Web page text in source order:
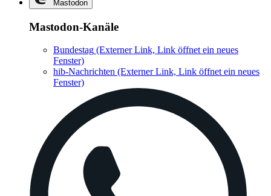
Mastodon
Mastodon-Kanäle
Bundestag (Externer Link, Link öffnet ein neues
Fenster)
hib-Nachrichten (Externer Link, Link öffnet ein neues
Fenster)